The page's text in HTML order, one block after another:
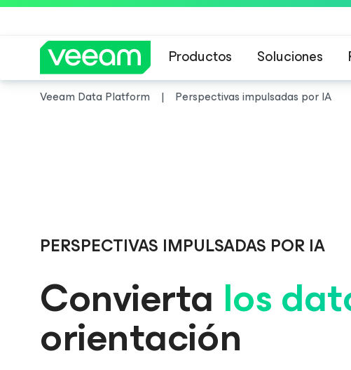
Productos Soluciones
Veeam Data Platform Perspectivas impulsadas por IA
PERSPECTIVAS IMPULSADAS POR IA
Convierta los
orientación